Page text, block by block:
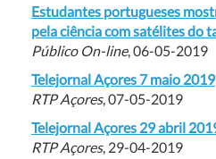
Estudantes portugueses
pela ciência com satélites do
Público On-line, 06-05-2019
Telejornal Açores 7 maio 2019
RTP Açores, 07-05-2019
Telejornal Açores 29 abril
RTP Açores, 29-04-2019